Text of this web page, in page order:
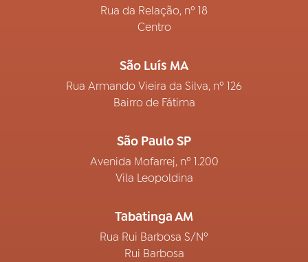
Rua da Relação, nº 18
Centro
São Luís MA
Rua Armando Vieira da Silva, nº 126
Bairro de Fátima
São Paulo SP
Avenida Mofarrej, nº 1.200
Vila Leopoldina
Tabatinga AM
Rua Rui Barbosa S/Nº
Rui Barbosa